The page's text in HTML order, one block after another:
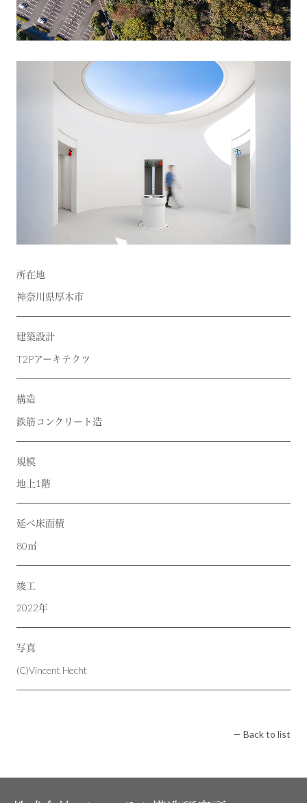
所在地
神奈川県厚木市
建築設計
T2Pアーキテクツ
構造
鉄筋コンクリート造
規模
地上1階
延べ床面積
80㎡
竣工
2022年
写真
(C)Vincent Hecht
— Back to list